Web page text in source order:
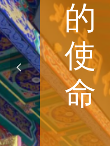
的
使
命
넳